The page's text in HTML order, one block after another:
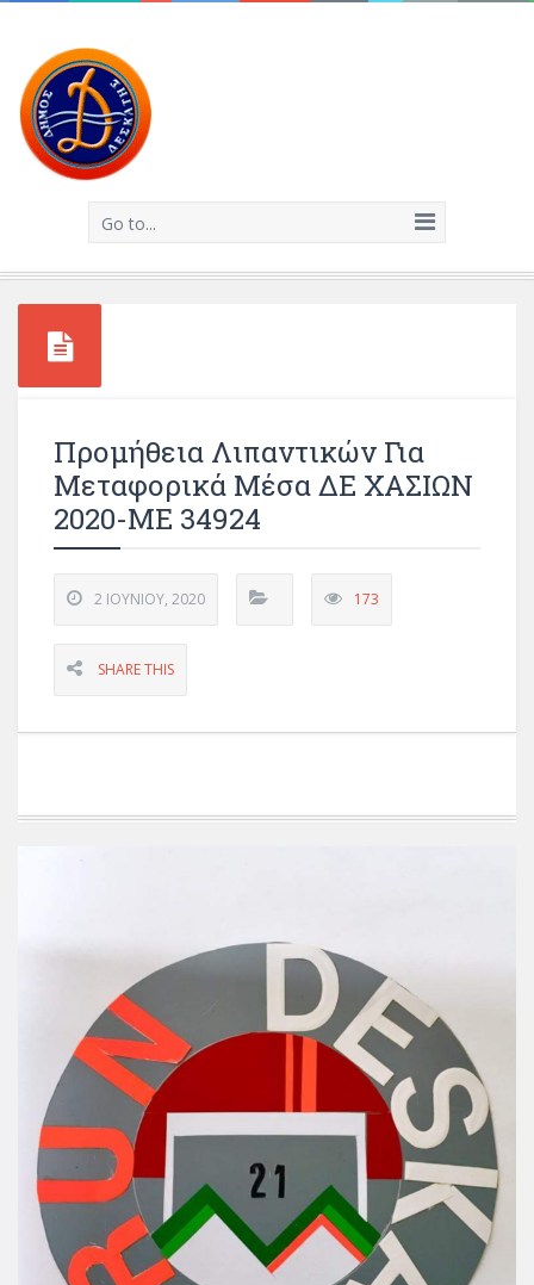
Go to...
Προμήθεια Λιπαντικών Για
Μεταφορικά Μέσα ΔΕ ΧΑΣΙΩΝ
2020-ΜΕ 34924
2 ΙΟΥΝΊΟΥ, 2020 173
SHARE THIS